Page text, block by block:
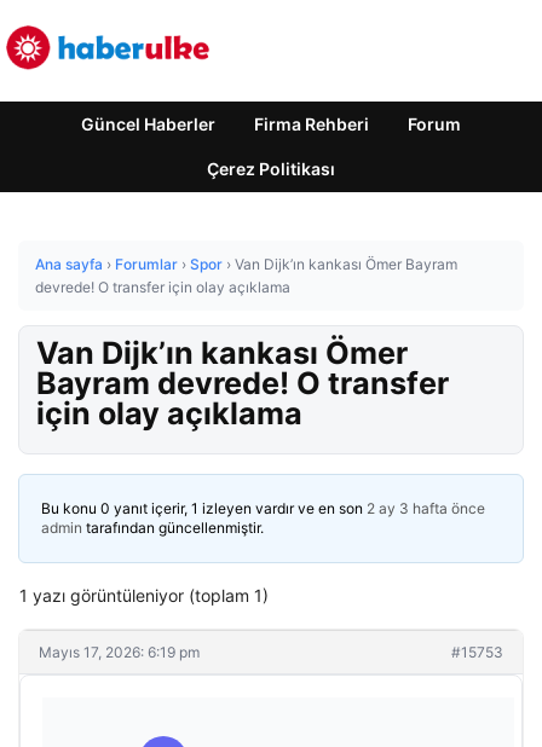
Güncel Haberler Firma Rehberi Forum
Çerez Politikası
Ana sayfa › Forumlar › Spor › Van Dijk’ın kankası Ömer Bayram
devrede! O transfer için olay açıklama
Van Dijk’ın kankası Ömer
Bayram devrede! O transfer
için olay açıklama
Bu konu 0 yanıt içerir, 1 izleyen vardır ve en son 2 ay 3 hafta önce
admin tarafından güncellenmiştir.
1 yazı görüntüleniyor (toplam 1)
Mayıs 17, 2026: 6:19 pm #15753